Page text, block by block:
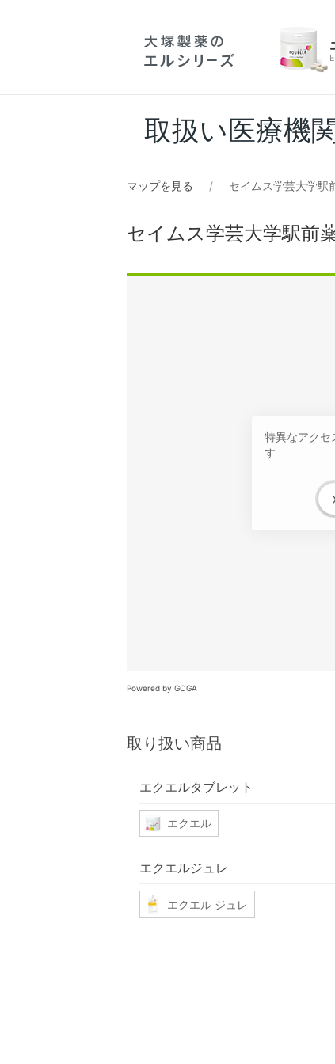
取扱い医療機
マップを見る セイムス学芸大学駅
セイムス学芸大学駅前
特異なアクセ
す
Powered by GOGA
取り扱い商品
エクエルタブレット
エクエル
エクエルジュレ
エクエル ジュレ